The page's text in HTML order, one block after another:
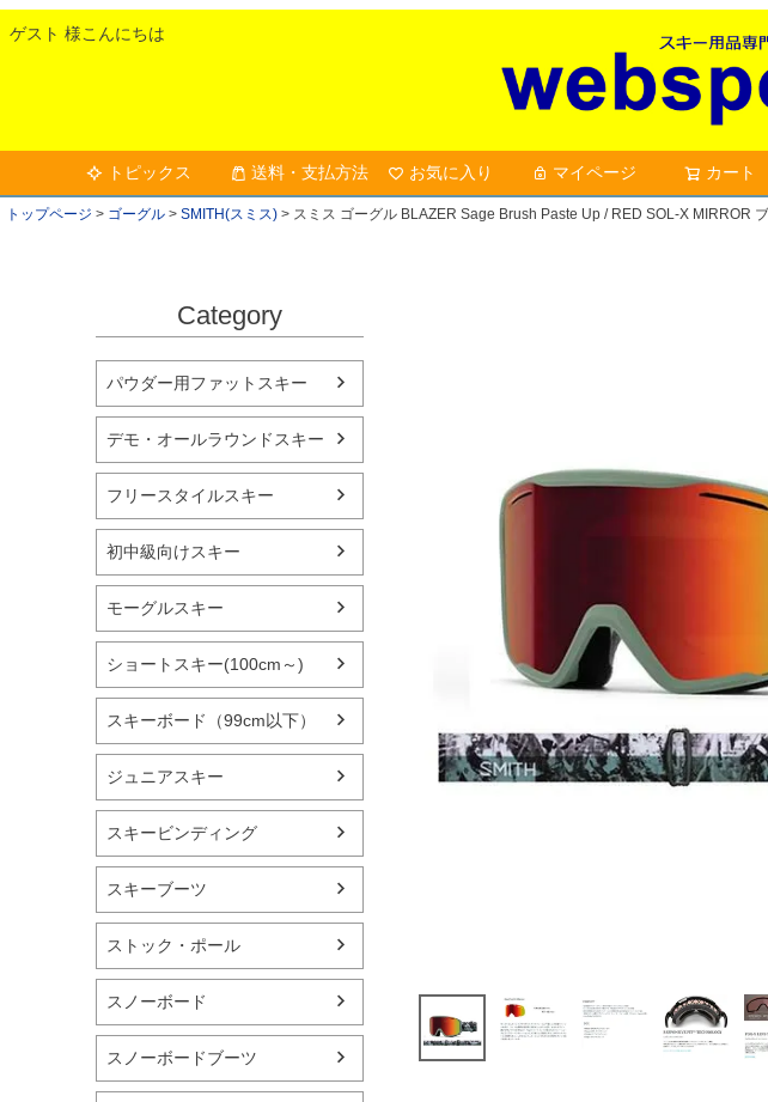
ゲスト 様こんにちは
トピックス 送料・支払方法 お気に入り マイページ カート
トップページ ゴーグル SMITH(スミス) スミス ゴーグル BLAZER Sage Brush Paste Up / RED SOL-X MIRROR
Category
パウダー用ファットスキー
デモ・オールラウンドスキー
フリースタイルスキー
初中級向けスキー
モーグルスキー
ショートスキー(100cm～)
スキーボード（99cm以下）
ジュニアスキー
スキービンディング
スキーブーツ
ストック・ポール
スノーボード
スノーボードブーツ